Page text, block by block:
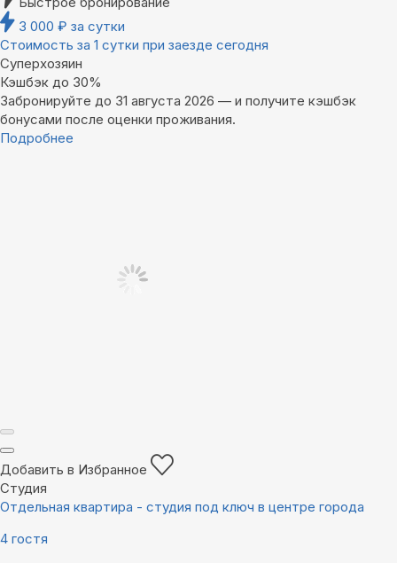
3 000 ₽ за сутки
Стоимость за 1 сутки при заезде сегодня
Суперхозяин
Кэшбэк до 30%
Забронируйте до 31 августа 2026 — и получите кэшбэк
бонусами после оценки проживания.
Подробнее
Добавить в Избранное
Студия
Отдельная квартира - студия под ключ в центре города
4 гостя